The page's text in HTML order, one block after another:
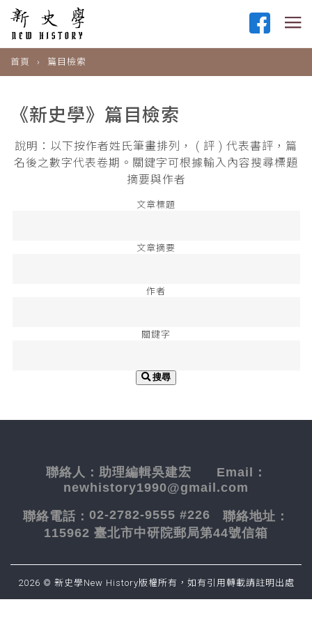
首頁 篇目檢索
《新史學》篇目檢索
說明：以下按作者姓氏筆畫排列， ( 評 ) 代表書評，篇
名後之數字代表卷期。關鍵字可根據輸入內容搜尋標題
摘要與作者
文章標題
文章摘要
作者
關鍵字
搜尋
聯絡人： 助理編輯吳建宏 Email：
newhistory1990@gmail.com
聯絡電話： 02-2782-9555 #226 聯絡地址：
115962 臺北市中研院郵局第44號信箱
2026 © 新史學New History版權所有，如有引用轉載請註明出處